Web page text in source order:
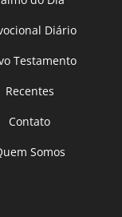
Diário
Testamento
Recentes
Contato
Somos